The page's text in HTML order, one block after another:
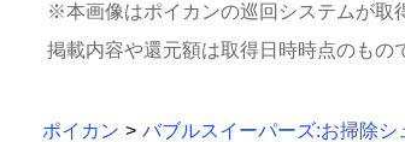
※本画像はポイカンの巡回システムが取
掲載内容や還元額は取得日時時点のもの
ポイカン > バブルスイーパーズ:お掃除シ